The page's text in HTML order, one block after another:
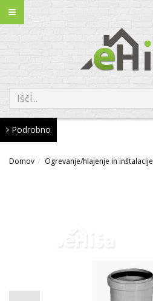
Podrobno
Domov Ogrevanje/hlajenje in inštalacije